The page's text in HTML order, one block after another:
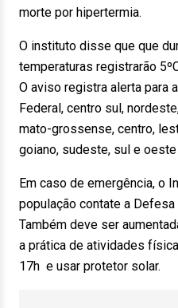
morte por hipertermia.
O instituto disse que que
temperaturas registrarão
O aviso registra alerta para
Federal, centro sul,
mato-grossense, centro,
goiano, sudeste, sul e
Em caso de emergência, o
população contate a
Também deve ser
a prática de atividades
17h e usar protetor solar.